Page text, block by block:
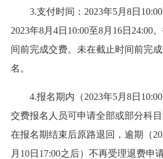
3.支付时间：2023年5月8日10:00
2023年8月4日10:00至8月16日24:00
间前完成交费。未在截止时间前完
名。
4.报名期内（2023年5月8日
交费报名人员可申请全部或部分科
在报名期结束后原路退回，逾期（
月10日17:00之后）不再受理退费申